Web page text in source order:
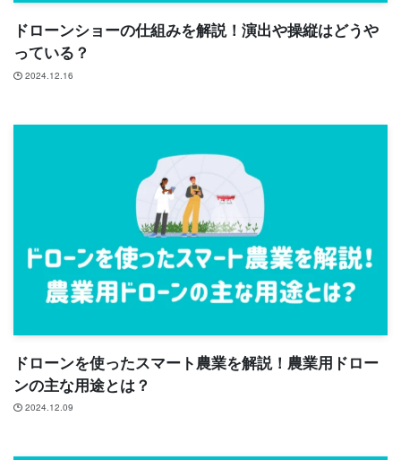
ドローンショーの仕組みを解説！演出や操縦はどうや
っている？
2024.12.16
ドローンを使ったスマート農業を解説！農業用ドロー
ンの主な用途とは？
2024.12.09